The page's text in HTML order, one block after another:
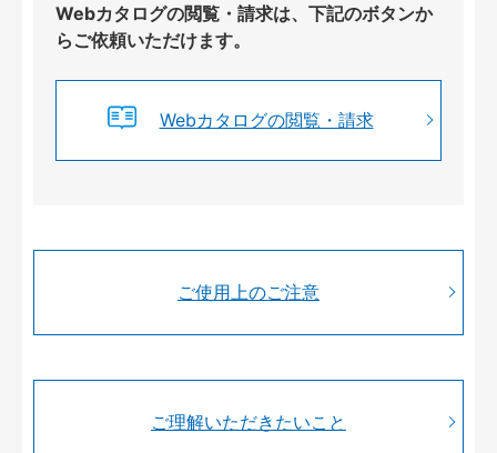
Webカタログの閲覧・請求は、下記のボタンか
らご依頼いただけます。
Webカタログの閲覧・請求
ご使用上のご注意
ご理解いただきたいこと